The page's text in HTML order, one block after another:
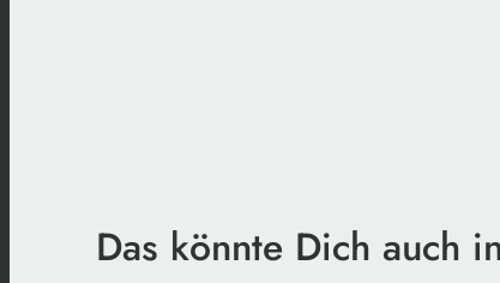
Das könnte Dich auch